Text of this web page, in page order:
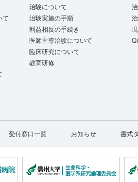
て
治験について
治験実施の手順
利益相反の手続き
医師主導治験について
臨床研究について
教育研修
受付窓口一覧 お知らせ 書式